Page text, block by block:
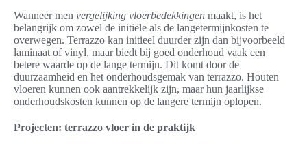
Wanneer men vergelijking vloerbedekkingen maakt, is het
belangrijk om zowel de initiële als de langetermijnkosten te
overwegen. Terrazzo kan initieel duurder zijn dan bijvoorbeeld
laminaat of vinyl, maar biedt bij goed onderhoud vaak een
betere waarde op de lange termijn. Dit komt door de
duurzaamheid en het onderhoudsgemak van terrazzo. Houten
vloeren kunnen ook aantrekkelijk zijn, maar hun jaarlijkse
onderhoudskosten kunnen op de langere termijn oplopen.
Projecten: terrazzo vloer in de praktijk